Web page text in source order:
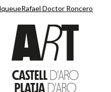
queueRafael Doctor Roncero